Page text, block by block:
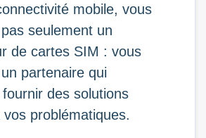
mobile, vous
seulement un
de cartes SIM : vous
partenaire qui
des solutions
problématiques.